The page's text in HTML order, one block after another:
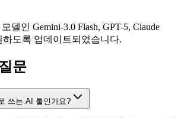
델인 Gemini-3.0 Flash, GPT-5, Claude
하도록 업데이트되었습니다.
문
쓰는 AI 툴인가요?